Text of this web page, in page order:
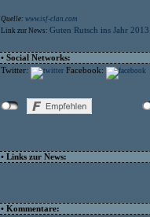
Quelle: www.isf-clan.com
Link zur News: Guten Rutsch ins Jahr
• Social Networks:
Twitter:
Facebook:
• Links zur News:
• Kommentare: